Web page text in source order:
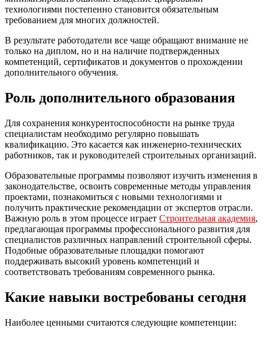
технологиями постепенно становится обязательным
требованием для многих должностей.
В результате работодатели все чаще обращают внимание не
только на диплом, но и на наличие подтвержденных
компетенций, сертификатов и документов о прохождении
дополнительного обучения.
Роль дополнительного образования
Для сохранения конкурентоспособности на рынке труда
специалистам необходимо регулярно повышать
квалификацию. Это касается как инженерно-технических
работников, так и руководителей строительных организаций.
Образовательные программы позволяют изучить изменения в
законодательстве, освоить современные методы управления
проектами, познакомиться с новыми технологиями и
получить практические рекомендации от экспертов отрасли.
Важную роль в этом процессе играет Строительная академия,
предлагающая программы профессионального развития для
специалистов различных направлений строительной сферы.
Подобные образовательные площадки помогают
поддерживать высокий уровень компетенций и
соответствовать требованиям современного рынка.
Какие навыки востребованы сегодня
Наиболее ценными считаются следующие компетенции: